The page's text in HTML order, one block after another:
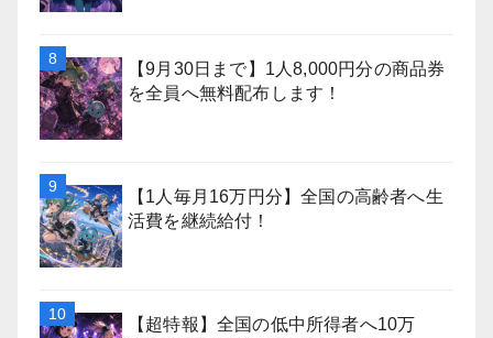
【9月30日まで】1人8,000円分の商品券
を全員へ無料配布します！
【1人毎月16万円分】全国の高齢者へ生
活費を継続給付！
【超特報】全国の低中所得者へ10万